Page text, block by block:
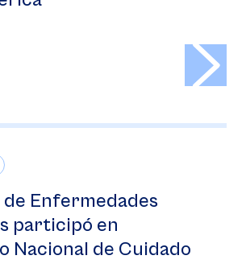
Enfermedades
participó en
Nacional de Cuidado